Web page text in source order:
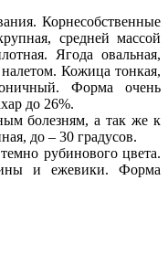
Корнесобственные
средней массой
Ягода овальная,
Кожица тонкая,
Форма очень
до 26%.
болезням, а так же к
до – 30 градусов.
рубинового цвета.
и ежевики. Форма